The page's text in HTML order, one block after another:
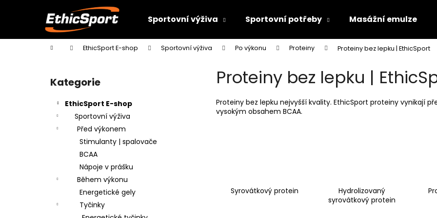
Sportovní výživa Sportovní potřeby Masážní emulze
Domů EthicSport E-shop Sportovní výživa Po výkonu Proteiny Proteiny bez lepku | EthicSport
Přeskočit
kategorie
Kategorie
EthicSport E-shop
Sportovní výživa
Před výkonem
Stimulanty | spalovače
BCAA
Nápoje v prášku
Během výkonu
Energetické gely
Tyčinky
Proteiny bez lepku |
Proteiny bez lepku nejvyšší kvality. EthicSport proteiny vynikají
vysokým obsahem BCAA.
Syrovátkový protein
Hydrolizovaný
syrovátkový protein
í
Zpět
do
Zpět
do
Co potřebujete najít?